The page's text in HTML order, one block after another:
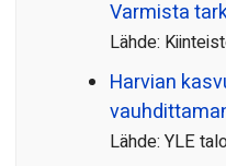
Varmista
Lähde:
Harvian
Lähde: YLE